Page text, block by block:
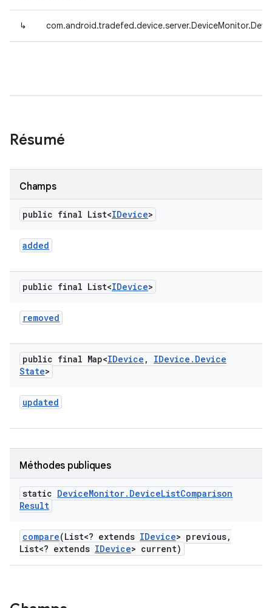
↳
Résumé
Champs
public final List<IDevice>
added
public final List<IDevice>
removed
public final Map<IDevice , IDevice . Device
State>
updated
Méthodes publiques
static DeviceMonitor. DeviceListComparison
Result
compare(List<? extends IDevice> previous,
List<? extends IDevice> current)